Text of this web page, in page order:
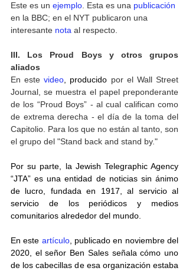
Este es un ejemplo. Esta es una publicación
en la BBC; en el NYT publicaron una
interesante nota al respecto.
III. Los Proud Boys y otros grupos
aliados
En este video, producido por el Wall Street
Journal, se muestra el papel preponderante
de los “Proud Boys” - al cual califican como
de extrema derecha - el día de la toma del
Capitolio. Para los que no están al tanto, son
el grupo del "Stand back and stand by."
Por su parte, la Jewish Telegraphic Agency
“JTA” es una entidad de noticias sin ánimo
de lucro, fundada en 1917, al servicio al
servicio de los periódicos y medios
comunitarios alrededor del mundo.
En este artículo, publicado en noviembre del
2020, el señor Ben Sales señala cómo uno
de los cabecillas de esa organización estaba